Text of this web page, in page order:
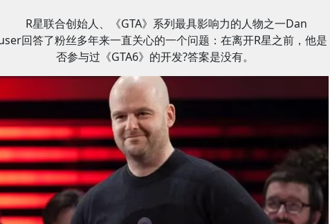
R星联合创始人、《GTA》系列最具影响力的人物之一Dan
回答了粉丝多年来一直关心的一个问题：在离开R星之前，他是
否参与过《GTA6》的开发?答案是没有。